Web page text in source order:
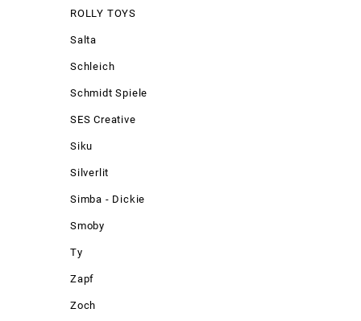
ROLLY TOYS
Salta
Schleich
Schmidt Spiele
SES Creative
Siku
Silverlit
Simba - Dickie
Smoby
Ty
Zapf
Zoch